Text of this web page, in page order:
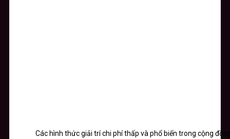
Các hình thức giải trí chi phí thấp và phổ biến trong cộng